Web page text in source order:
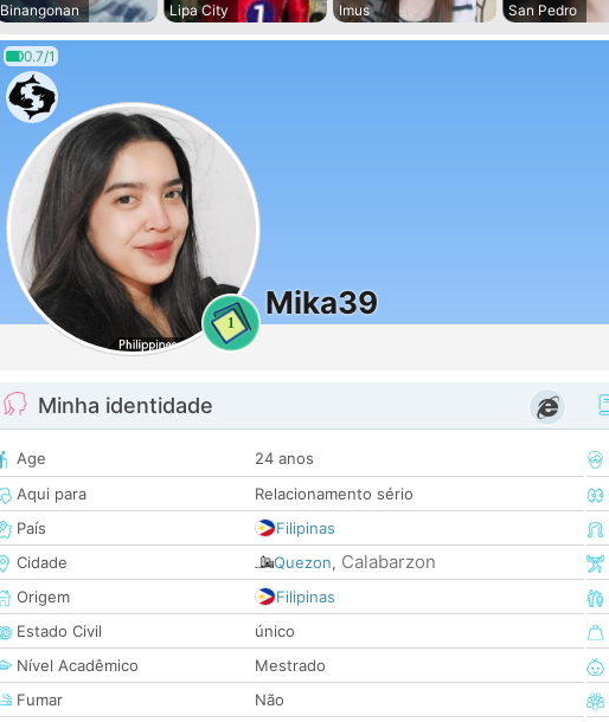
Binangonan
Lipa City
Imus
San Pedro
0.7/1
1
Mika39
Minha identidade
Age
24 anos
Aqui para
Relacionamento sério
País
Filipinas
Cidade
Quezon, Calabarzon
Origem
Filipinas
Estado Civil
único
Nível Acadêmico
Mestrado
Fumar
Não